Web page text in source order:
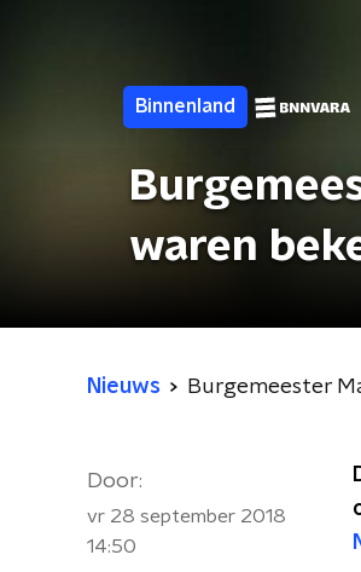
Binnenland
waren
Nieuws Burgemeester
Door:
vr 28 september 2018
14:50